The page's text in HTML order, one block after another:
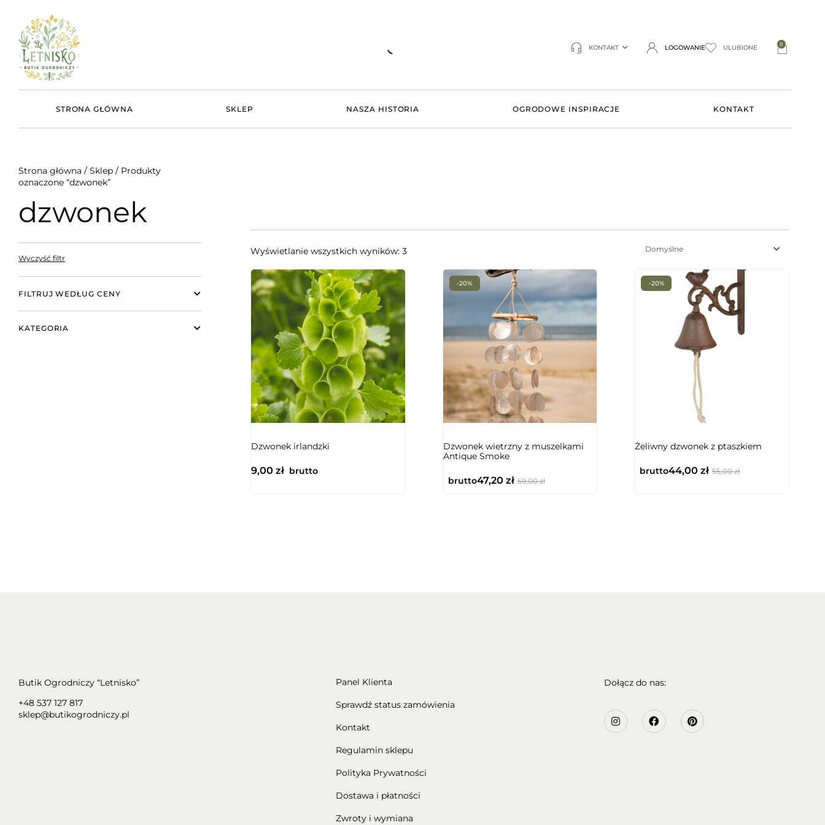
KONTAKT LOGOWANIE ULUBIONE 0
STRONA GŁÓWNA SKLEP NASZA HISTORIA OGRODOWE INSPIRACJE KONTAKT
Strona główna / Sklep / Produkty
oznaczone “dzwonek”
dzwonek
Wyczyść filtr
FILTRUJ WEDŁUG CENY
KATEGORIA
Wyświetlanie wszystkich wyników: 3 Domyślne
Dzwonek irlandzki
9,00 zł brutto
-20%
Dzwonek wietrzny z muszelkami
Antique Smoke
59,00zł
47,20 zł
brutto
-20%
Żeliwny dzwonek z ptaszkiem
55,00zł
44,00zł
brutto
Butik Ogrodniczy “Letnisko”
+48 537 127 817
sklep@butikogrodniczy.pl
Panel Klienta
Sprawdź status zamówienia
Kontakt
Regulamin sklepu
Polityka Prywatności
Dostawa i płatności
Zwroty i wymiana
Dołącz do nas: